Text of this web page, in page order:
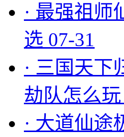
· 最强祖师
选 07-31
· 三国天下
劫队怎么玩
· 大道仙途